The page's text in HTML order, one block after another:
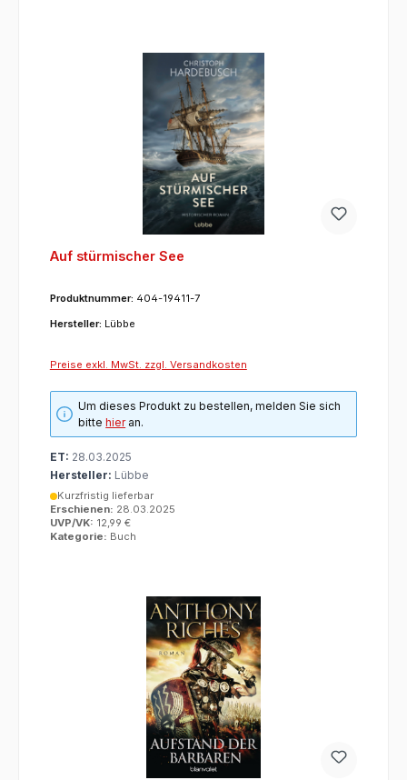
Auf stürmischer See
Produktnummer: 404-19411-7
Hersteller: Lübbe
Preise exkl. MwSt. zzgl. Versandkosten
Um dieses Produkt zu bestellen, melden Sie sich
bittehieran.
ET: 28.03.2025
Hersteller: Lübbe
Kurzfristig lieferbar
Erschienen: 28.03.2025
UVP/VK: 12,99 €
Kategorie: Buch